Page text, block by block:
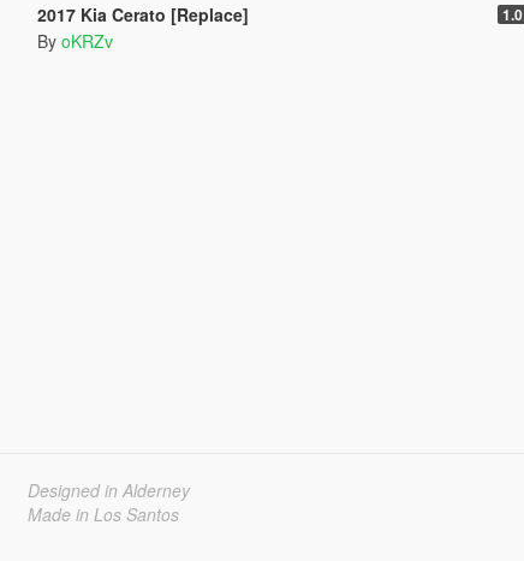
2017 Kia Cerato [Replace] 1.0
By oKRZv
Designed in Alderney
Made in Los Santos